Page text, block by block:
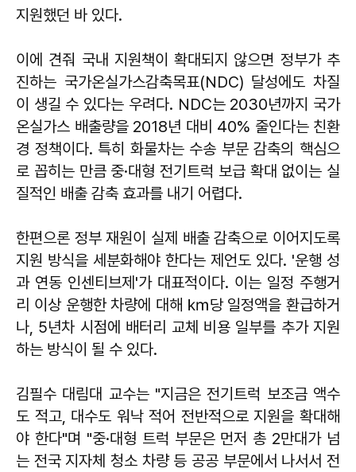
지원했던 바 있다.
이에 견줘 국내 지원책이 확대되지 않으면 정부가 추
진하는 국가온실가스감축목표(NDC) 달성에도 차질
이 생길 수 있다는 우려다. NDC는 2030년까지 국가
온실가스 배출량을 2018년 대비 40% 줄인다는 친환
경 정책이다. 특히 화물차는 수송 부문 감축의 핵심으
로 꼽히는 만큼 중·대형 전기트럭 보급 확대 없이는 실
질적인 배출 감축 효과를 내기 어렵다.
한편으론 정부 재원이 실제 배출 감축으로 이어지도록
지원 방식을 세분화해야 한다는 제언도 있다. '운행 성
과 연동 인센티브제'가 대표적이다. 이는 일정 주행거
리 이상 운행한 차량에 대해 ㎞당 일정액을 환급하거
나, 5년차 시점에 배터리 교체 비용 일부를 추가 지원
하는 방식이 될 수 있다.
김필수 대림대 교수는 "지금은 전기트럭 보조금 액수
도 적고, 대수도 워낙 적어 전반적으로 지원을 확대해
야 한다"며 "중·대형 트럭 부문은 먼저 총 2만대가 넘
는 전국 지자체 청소 차량 등 공공 부문에서 나서서 전